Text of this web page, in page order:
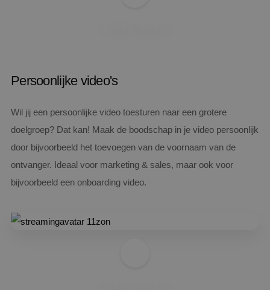
Persoonlijke video's
Wil jij een persoonlijke video toesturen naar een grotere
doelgroep? Dat kan! Maak de boodschap in je video persoonlijk
door bijvoorbeeld het toevoegen van de voornaam van de
ontvanger. Ideaal voor marketing & sales, maar ook voor
bijvoorbeeld een onboarding video.